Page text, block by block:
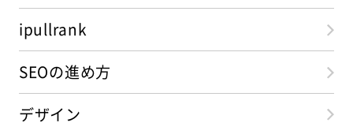
ipullrank
SEOの進め方
デザイン